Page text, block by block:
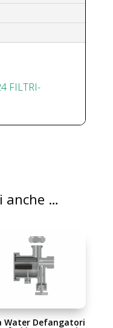
FILTRI-
anche …
Water Defangatori